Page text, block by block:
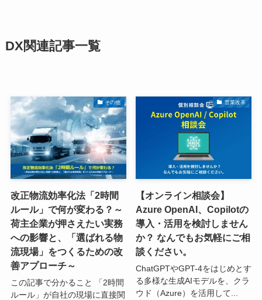
DX関連記事一覧
その他
改正物流効率化法「2時間
ルール」で何が変わる？～
荷主企業が押さえたい実務
への影響と、「選ばれる物
流現場」をつくるための改
善アプローチ～
この記事で分かること 「2時間
ルール」が自社の現場に直接関
営業改革
【オンライン相談会】
Azure OpenAI、Copilotの
導入・活用を検討しません
か？ なんでもお気軽にご相
談ください。
ChatGPTやGPT-4をはじめとす
る多様な生成AIモデルを、クラ
ウド（Azure）を活用して...